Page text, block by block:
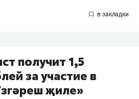
получит 1,5
за участие в
җиле»